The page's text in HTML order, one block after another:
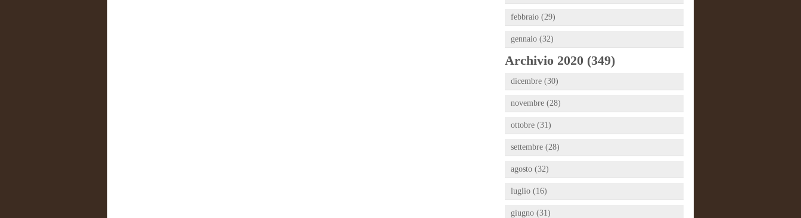
febbraio (29)
gennaio (32)
Archivio 2020 (349)
dicembre (30)
novembre (28)
ottobre (31)
settembre (28)
agosto (32)
luglio (16)
giugno (31)